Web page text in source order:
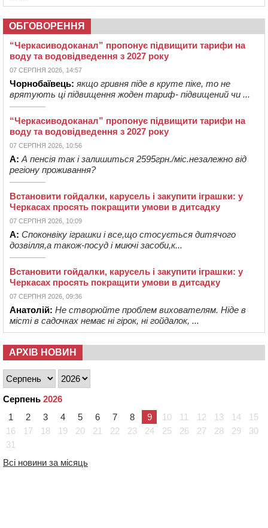
ОБГОВОРЕННЯ
“Черкасиводоканал” пропонує підвищити тарифи на
воду та водовідведення з 2027 року
07 СЕРПНЯ 2026, 14:57
Чорнобаївець: якщо гривня піде в круте піке, то не
врятують ці підвищення жоден тариф- підвищений чи ...
“Черкасиводоканал” пропонує підвищити тарифи на
воду та водовідведення з 2027 року
07 СЕРПНЯ 2026, 10:56
А: А пенсія так і залишиться 2595грн./міс.незалежно від
регіону проживання?
Встановити гойдалки, карусель і закупити іграшки: у
Черкасах просять покращити умови в дитсадку
07 СЕРПНЯ 2026, 10:09
А: Споконвіку іграшки і все,що стосується дитячого
дозвілля,а також-посуд і миючі засоби,к...
Встановити гойдалки, карусель і закупити іграшки: у
Черкасах просять покращити умови в дитсадку
07 СЕРПНЯ 2026, 09:36
Анатолій: Не створюйте проблем вихователям. Ніде в
місті в садочках немає ні гірок, ні гойдалок, ...
АРХІВ НОВИН
Серпень 2026
1
2 3 4 5 6 7 8 9 10 11 12 13 14
15
16
17 18 19 20 21 22 23 24 25 26 27 28 29
30
31
Всі новини за місяць